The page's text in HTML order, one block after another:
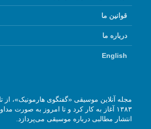
قوانین ما
درباره ما
English
۱۳۸۳ آغاز به کار کرد و تا امروز به صورت
انتشار مطالبی درباره موسیقی می‌پردازد.